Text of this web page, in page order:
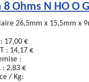
Ohms N HO O G
26,5mm x 15,5mm x
17,00 €
: 14,17 €
:
:2,83 €
/ Kg: